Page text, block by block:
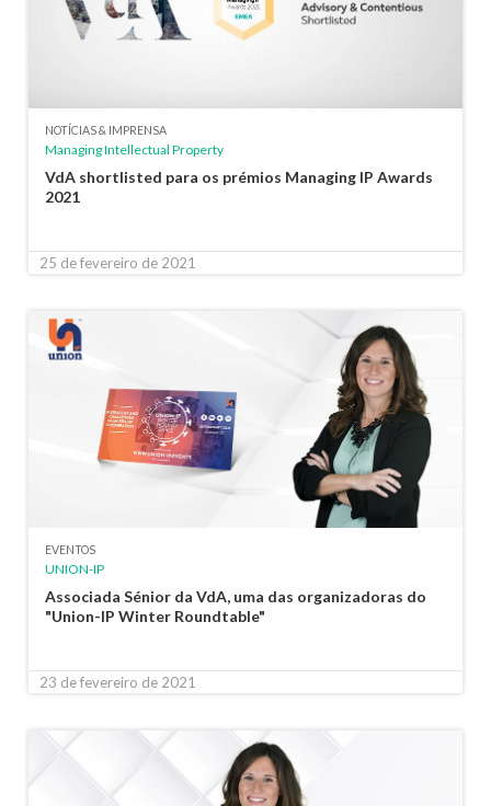
NOTÍCIAS & IMPRENSA
Managing Intellectual Property
VdA shortlisted para os prémios Managing IP Awards
2021
25 de fevereiro de 2021
EVENTOS
UNION-IP
Associada Sénior da VdA, uma das organizadoras do
"Union-IP Winter Roundtable"
23 de fevereiro de 2021